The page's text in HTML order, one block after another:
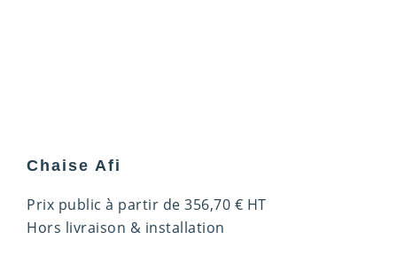
Chaise Afi
Prix public à partir de 356,70 € HT
Hors livraison & installation